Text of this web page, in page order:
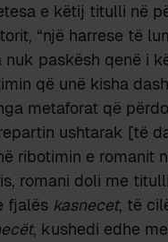
e këtij titulli në
“një harrese të
nuk paskësh qenë i
që unë kisha
metaforat që
ushtarak [të
ribotimin e romanit
romani doli me
fjalës kasnecet, të
, kushedi edhe